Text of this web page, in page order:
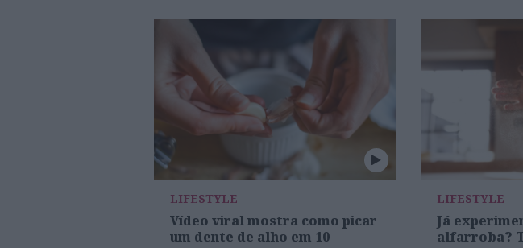
LIFESTYLE
Vídeo viral mostra como picar
um dente de alho em 10
LIFESTYLE
Já
alfarroba?